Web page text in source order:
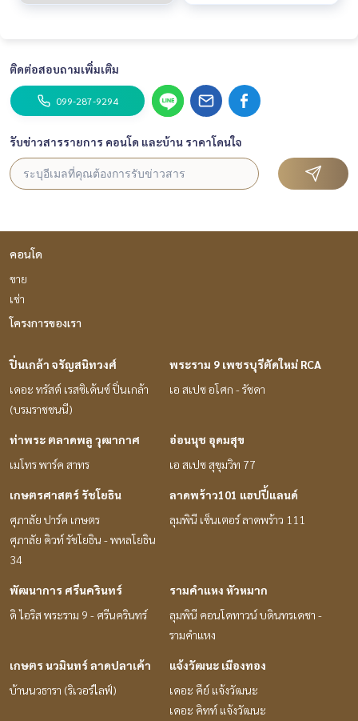
ติดต่อสอบถามเพิ่มเติม
099-287-9294
รับข่าวสารรายการ คอนโด และบ้าน ราคาโดนใจ
คอนโด
ขาย
เช่า
โครงการของเรา
ปิ่นเกล้า จรัญสนิทวงศ์
เดอะ ทรัสต์ เรสซิเด้นซ์ ปิ่นเกล้า
(บรมราชชนนี)
พระราม 9 เพชรบุรีตัดใหม่ RCA
เอ สเปซ อโศก - รัชดา
ท่าพระ ตลาดพลู วุฒากาศ
เมโทร พาร์ค สาทร
อ่อนนุช อุดมสุข
เอ สเปซ สุขุมวิท 77
เกษตรศาสตร์ รัชโยธิน
ศุภาลัย ปาร์ค เกษตร
ศุภาลัย คิวท์ รัชโยธิน - พหลโยธิน
34
ลาดพร้าว101 แฮปปี้แลนด์
ลุมพินี เซ็นเตอร์ ลาดพร้าว 111
พัฒนาการ ศรีนครินทร์
ดิ ไอริส พระราม 9 - ศรีนครินทร์
รามคำแหง หัวหมาก
ลุมพินี คอนโดทาวน์ บดินทรเดชา -
รามคำแหง
เกษตร นวมินทร์ ลาดปลาเค้า
บ้านนวธารา (ริเวอร์ไลฟ์)
แจ้งวัฒนะ เมืองทอง
เดอะ คีย์ แจ้งวัฒนะ
เดอะ คิทท์ แจ้งวัฒนะ